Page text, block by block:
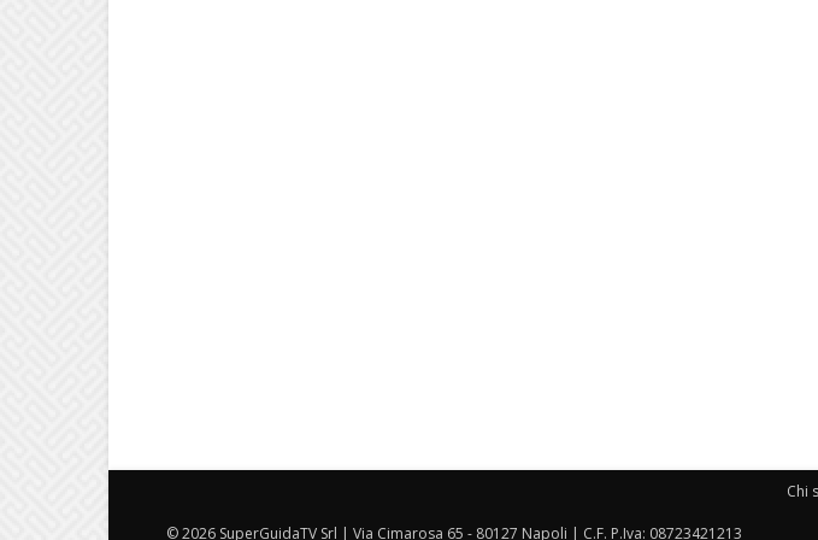
Chi
© 2026 SuperGuidaTV Srl | Via Cimarosa 65 - 80127 Napoli | C.F. P.Iva: 08723421213